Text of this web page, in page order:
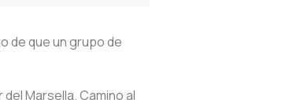
de que un grupo de
Marsella. Camino al